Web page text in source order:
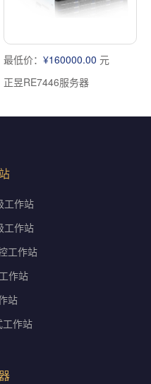
最低价： ¥160000.00 元
正昱RE7446服务器
工作站
工作站
工作站
作站
站
作站